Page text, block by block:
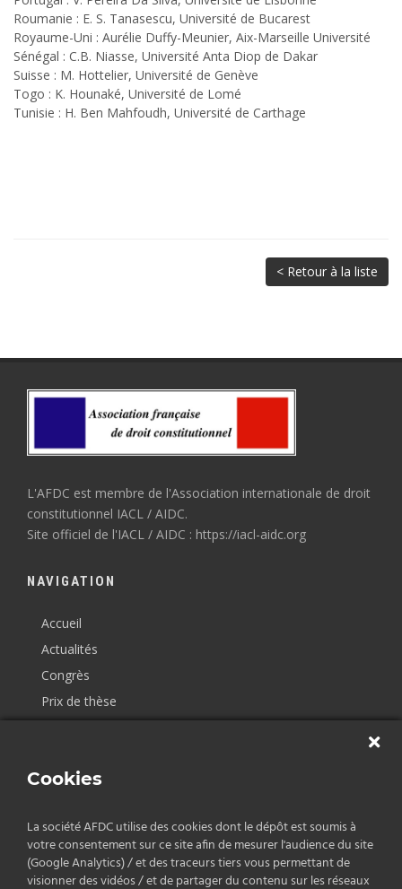
Roumanie : E. S. Tanasescu, Université de Bucarest
Royaume-Uni : Aurélie Duffy-Meunier, Aix-Marseille Université
Sénégal : C.B. Niasse, Université Anta Diop de Dakar
Suisse : M. Hottelier, Université de Genève
Togo : K. Hounaké, Université de Lomé
Tunisie : H. Ben Mahfoudh, Université de Carthage
< Retour à la liste
L'AFDC est membre de l'Association internationale de droit
constitutionnel IACL / AIDC.
Site officiel de l'IACL / AIDC : https://iacl-aidc.org
NAVIGATION
Accueil
Actualités
Congrès
Prix de thèse
CONTACT
AFDC
Cookies
La société AFDC utilise des cookies dont le dépôt est soumis à
votre consentement sur ce site afin de mesurer l'audience du site
(Google Analytics) / et des traceurs tiers vous permettant de
visionner des vidéos / et de partager du contenu sur les réseaux